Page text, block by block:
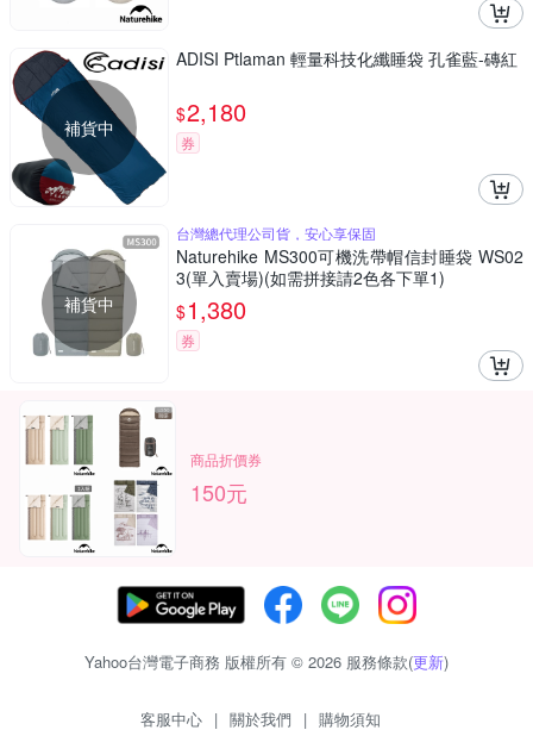
補貨中
ADISI Ptlaman 輕量科技化纖睡袋 孔雀藍-磚紅
$2,180
券
補貨中
台灣總代理公司貨，安心享保固
Naturehike MS300可機洗帶帽信封睡袋 WS02
3(單入賣場)(如需拼接請2色各下單1)
$1,380
券
商品折價券
150元
Yahoo台灣電子商務 版權所有 © 2026 服務條款(更新)
客服中心 | 關於我們 | 購物須知